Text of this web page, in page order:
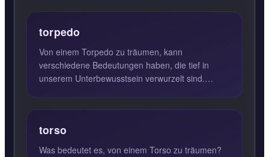
torpedo
Von einem Torpedo zu träumen, kann
verschiedene Bedeutungen haben, die tief in
unserem Unterbewusstsein verwurzelt sind.
torso
Was bedeutet es, von einem Torso zu träumen?